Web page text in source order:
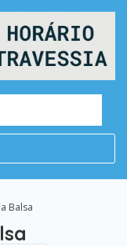
Balsa